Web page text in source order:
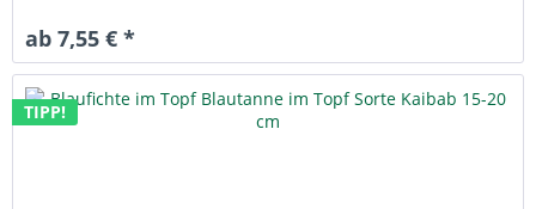
ab 7,55 € *
TIPP!